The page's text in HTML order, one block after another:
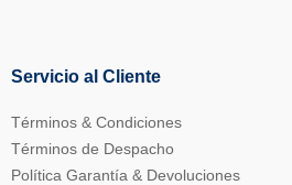
Servicio al Cliente
Términos & Condiciones
Términos de Despacho
Política Garantía & Devoluciones